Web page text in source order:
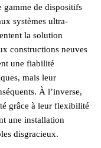
gamme de dispositifs
systèmes ultra-
la solution
constructions neuves
une fiabilité
mais leur
À l’inverse,
grâce à leur flexibilité
une installation
disgracieux.